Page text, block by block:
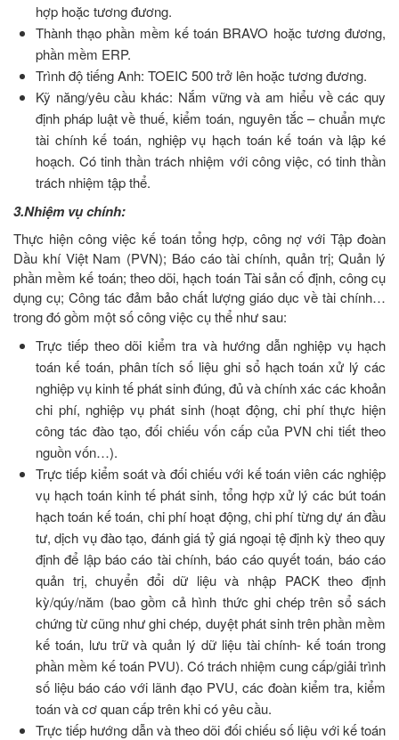
hợp hoặc tương đương.
Thành thạo phần mềm kế toán BRAVO hoặc tương đương,
phần mềm ERP.
Trình độ tiếng Anh: TOEIC 500 trở lên hoặc tương đương.
Kỹ năng/yêu cầu khác: Nắm vững và am hiểu về các quy
định pháp luật về thuế, kiểm toán, nguyên tắc – chuẩn mực
tài chính kế toán, nghiệp vụ hạch toán kế toán và lập ké
hoạch. Có tinh thần trách nhiệm với công việc, có tinh thần
trách nhiệm tập thể.
3.Nhiệm vụ chính:
Thực hiện công việc kế toán tổng hợp, công nợ với Tập đoàn
Dầu khí Việt Nam (PVN); Báo cáo tài chính, quản trị; Quản lý
phần mềm kế toán; theo dõi, hạch toán Tài sản cố định, công cụ
dụng cụ; Công tác đảm bảo chất lượng giáo dục về tài chính…
trong đó gồm một số công việc cụ thể như sau:
Trực tiếp theo dõi kiểm tra và hướng dẫn nghiệp vụ hạch
toán kế toán, phân tích số liệu ghi sổ hạch toán xử lý các
nghiệp vụ kinh tế phát sinh đúng, đủ và chính xác các khoản
chi phí, nghiệp vụ phát sinh (hoạt động, chi phí thực hiện
công tác đào tạo, đối chiếu vốn cấp của PVN chi tiết theo
nguồn vốn…).
Trực tiếp kiểm soát và đối chiếu với kế toán viên các nghiệp
vụ hạch toán kinh tế phát sinh, tổng hợp xử lý các bút toán
hạch toán kế toán, chi phí hoạt động, chi phí từng dự án đầu
tư, dịch vụ đào tạo, đánh giá tỷ giá ngoại tệ định kỳ theo quy
định để lập báo cáo tài chính, báo cáo quyết toán, báo cáo
quản trị, chuyển đổi dữ liệu và nhập PACK theo định
kỳ/qúy/năm (bao gồm cả hình thức ghi chép trên sổ sách
chứng từ cũng như ghi chép, duyệt phát sinh trên phần mềm
kế toán, lưu trữ và quản lý dữ liệu tài chính- kế toán trong
phần mềm kế toán PVU). Có trách nhiệm cung cấp/giải trình
số liệu báo cáo với lãnh đạo PVU, các đoàn kiểm tra, kiểm
toán và cơ quan cấp trên khi có yêu cầu.
Trực tiếp hướng dẫn và theo dõi đối chiếu số liệu với kế toán